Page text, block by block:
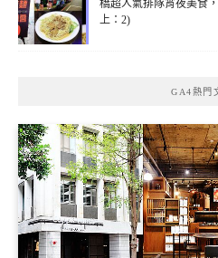
橋超人氣排隊宵夜美食
上：2)
GA4熱門